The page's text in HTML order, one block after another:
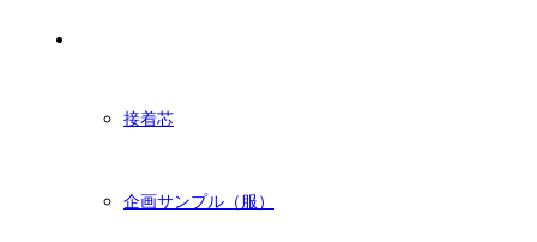
接着芯
企画サンプル（服）